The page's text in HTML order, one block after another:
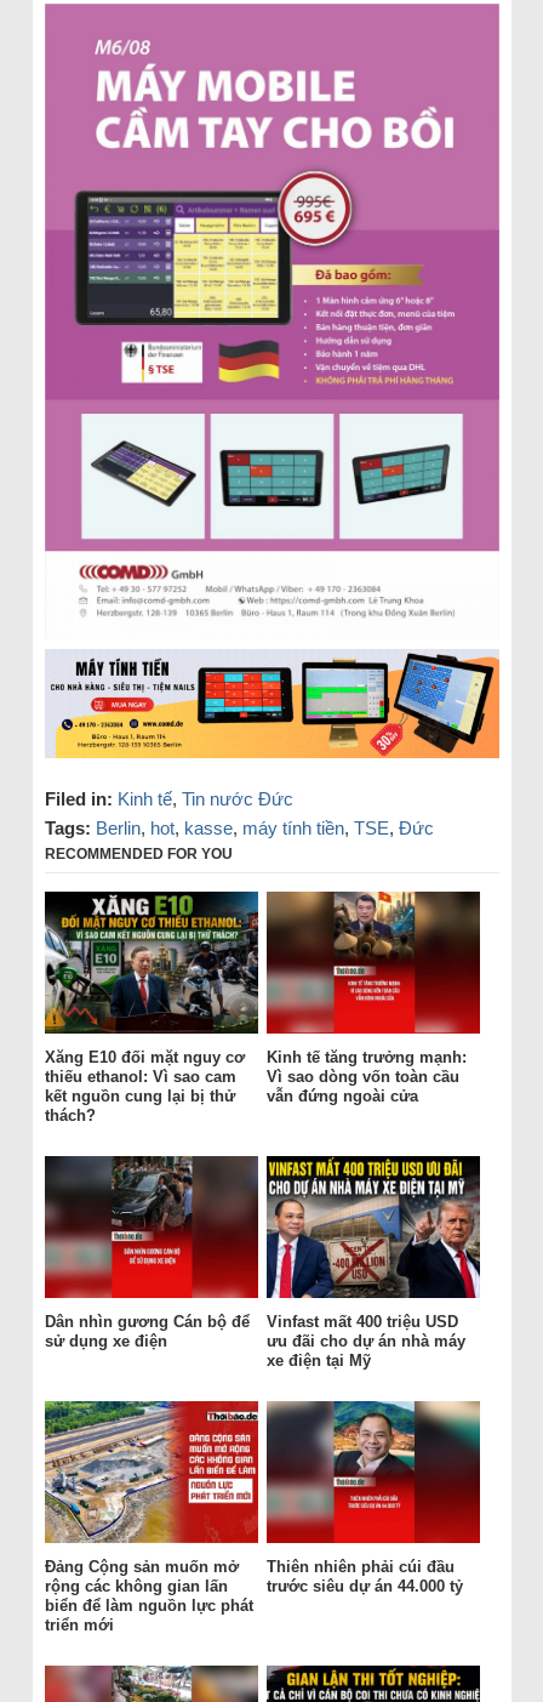
Filed in: Kinh tế, Tin nước Đức
Tags: Berlin, hot, kasse, máy tính tiền, TSE, Đức
RECOMMENDED FOR YOU
Xăng E10 đối mặt nguy cơ
thiếu ethanol: Vì sao cam
kết nguồn cung lại bị thử
thách?
Kinh tế tăng trưởng mạnh:
Vì sao dòng vốn toàn cầu
vẫn đứng ngoài cửa
Dân nhìn gương Cán bộ để
sử dụng xe điện
Vinfast mất 400 triệu USD
ưu đãi cho dự án nhà máy
xe điện tại Mỹ
Đảng Cộng sản muốn mở
rộng các không gian lấn
biển để làm nguồn lực phát
triển mới
Thiên nhiên phải cúi đầu
trước siêu dự án 44.000 tỷ